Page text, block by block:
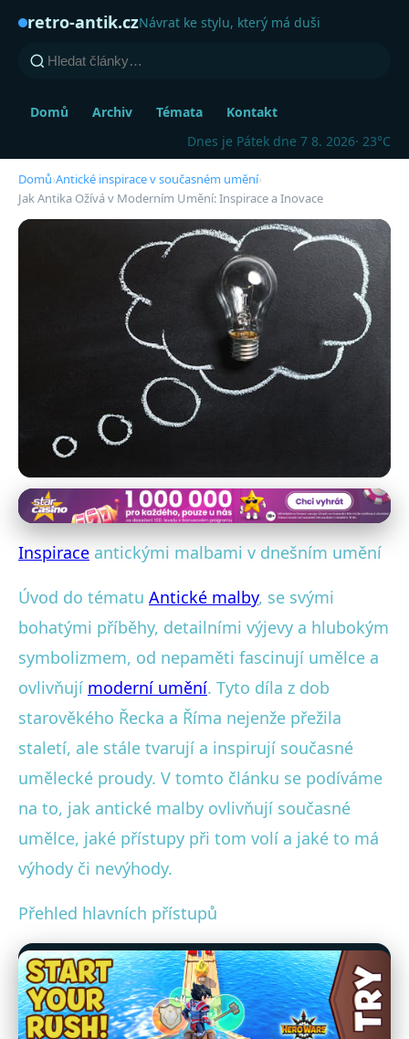
retro-antik.czNávrat ke stylu, který má duši
Domů Archiv Témata
Kontakt
Dnes je Pátek dne 7 8. 2026· 23°C
Domů›Antické inspirace v současném umění›
Jak Antika Ožívá v Moderním Umění: Inspirace a Inovace
Antické inspirace v současném umění
Jak Antika Ožívá v Moderním
3. 11. 2025 · 4 min čtení · Autor: Marek Vlček
Inspirace antickými malbami v dnešním umění
Úvod do tématu Antické malby, se svými
bohatými příběhy, detailními výjevy a hlubokým
symbolizmem, od nepaměti fascinují umělce a
ovlivňují moderní umění. Tyto díla z dob
starověkého Řecka a Říma nejenže přežila
staletí, ale stále tvarují a inspirují současné
umělecké proudy. V tomto článku se podíváme
na to, jak antické malby ovlivňují současné
umělce, jaké přístupy při tom volí a jaké to má
výhody či nevýhody.
Přehled hlavních přístupů